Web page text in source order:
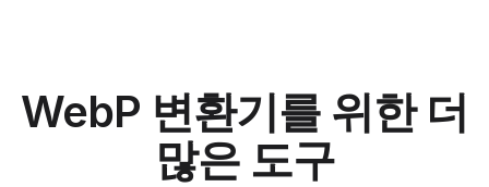
WebP 변환기를 위한 더
많은 도구